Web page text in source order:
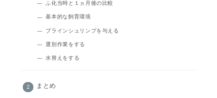
ふ化当時と１ヵ月後の比較
基本的な飼育環境
ブラインシュリンプを与える
選別作業をする
水替えをする
まとめ